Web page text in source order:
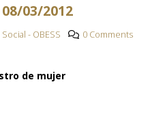
03/2012
- OBESS
0 Comments
de mujer